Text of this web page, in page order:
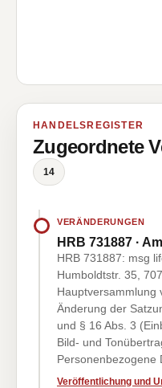
HANDELSREGISTER
Zugeordnete
14
VERÄNDERUNGEN
HRB 731887 ·
HRB 731887: msg
Humboldtstr. 35,
Hauptversammlung
Änderung der
und § 16 Abs. 3
Bild- und
Personenbezogene
Veröffentlichung und